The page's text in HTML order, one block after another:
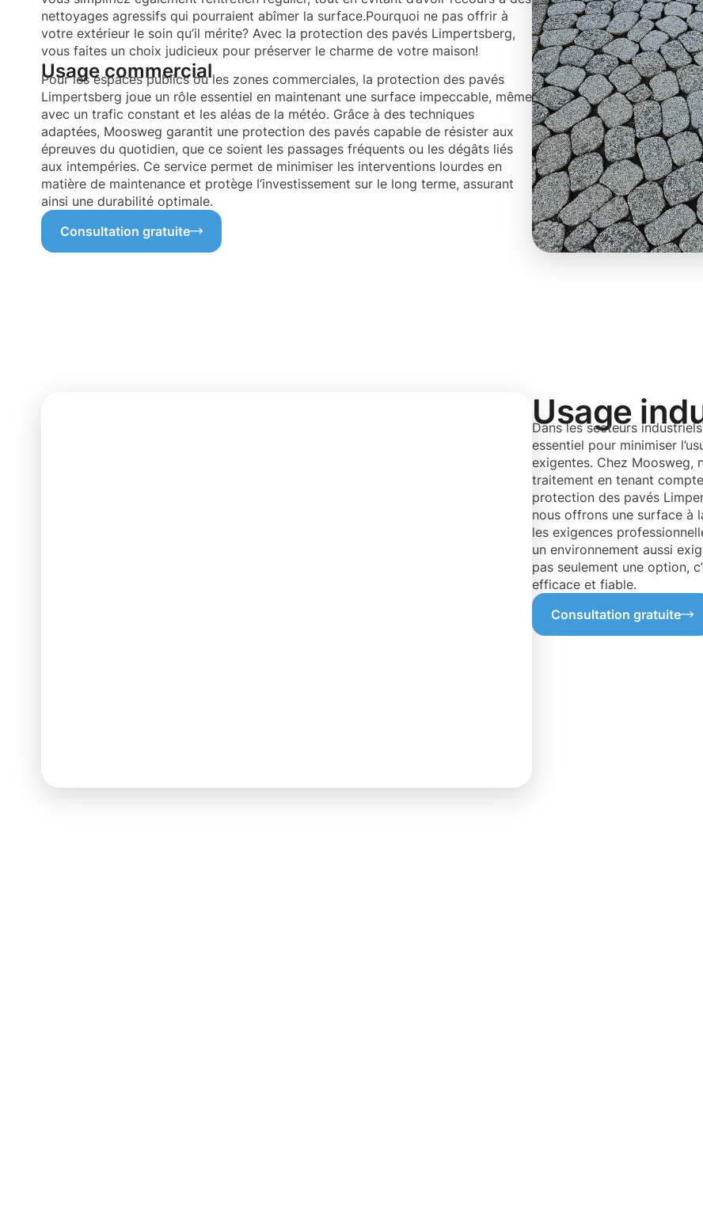
nettoyages agressifs qui pourraient abîmer la surface.Pourquoi ne pas offrir à
votre extérieur le soin qu’il mérite? Avec la protection des pavés Limpertsberg,
vous faites un choix judicieux pour préserver le charme de votre maison!
Usage commercial
Pour les espaces publics ou les zones commerciales, la protection des pavés
Limpertsberg joue un rôle essentiel en maintenant une surface impeccable, même
avec un trafic constant et les aléas de la météo. Grâce à des techniques
adaptées, Moosweg garantit une protection des pavés capable de résister aux
épreuves du quotidien, que ce soient les passages fréquents ou les dégâts liés
aux intempéries. Ce service permet de minimiser les interventions lourdes en
matière de maintenance et protège l’investissement sur le long terme, assurant
ainsi une durabilité optimale.
Consultation gratuite
Usage
Dans les secteurs
essentiel pour minimiser
exigentes. Chez Moosweg,
traitement en tenant
protection des pavés
nous offrons une surface à
les exigences
un environnement aussi
pas seulement une option,
efficace et fiable.
Consultation gratuite